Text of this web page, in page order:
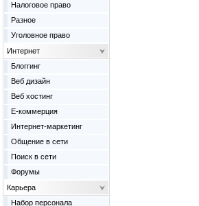
Налоговое право
Разное
Уголовное право
Интернет
Блоггинг
Веб дизайн
Веб хостинг
Е-коммерция
Интернет-маркетинг
Общение в сети
Поиск в сети
Форумы
Карьера
Набор персонала